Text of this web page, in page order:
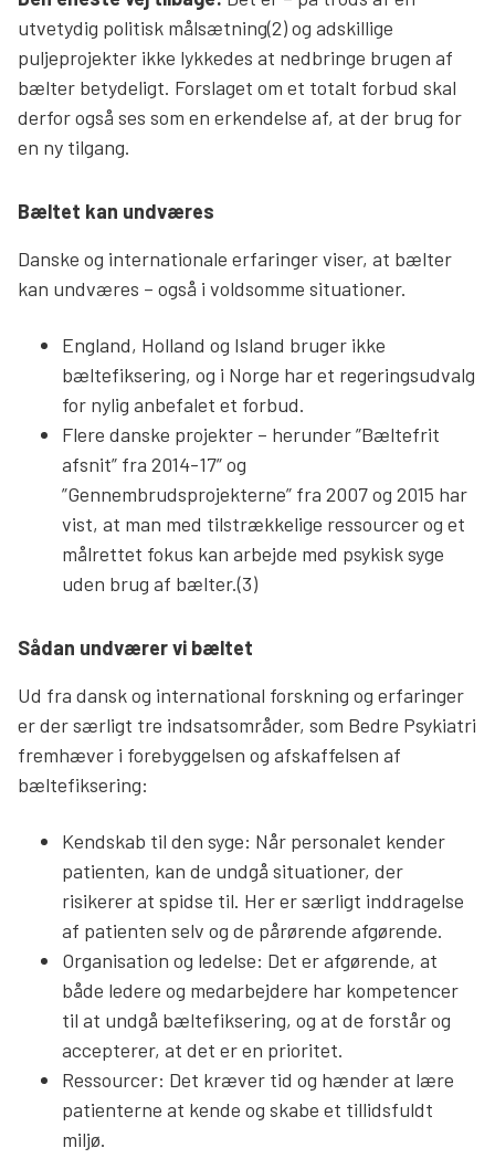
utvetydig politisk målsætning(2) og adskillige
puljeprojekter ikke lykkedes at nedbringe brugen af
bælter betydeligt. Forslaget om et totalt forbud skal
derfor også ses som en erkendelse af, at der brug for
en ny tilgang.
Bæltet kan undværes
Danske og internationale erfaringer viser, at bælter
kan undværes – også i voldsomme situationer.
England, Holland og Island bruger ikke
bæltefiksering, og i Norge har et regeringsudvalg
for nylig anbefalet et forbud.
Flere danske projekter – herunder ”Bæltefrit
afsnit” fra 2014-17” og
”Gennembrudsprojekterne” fra 2007 og 2015 har
vist, at man med tilstrækkelige ressourcer og et
målrettet fokus kan arbejde med psykisk syge
uden brug af bælter.(3)
Sådan undværer vi bæltet
Ud fra dansk og international forskning og erfaringer
er der særligt tre indsatsområder, som Bedre Psykiatri
fremhæver i forebyggelsen og afskaffelsen af
bæltefiksering:
Kendskab til den syge: Når personalet kender
patienten, kan de undgå situationer, der
risikerer at spidse til. Her er særligt inddragelse
af patienten selv og de pårørende afgørende.
Organisation og ledelse: Det er afgørende, at
både ledere og medarbejdere har kompetencer
til at undgå bæltefiksering, og at de forstår og
accepterer, at det er en prioritet.
Ressourcer: Det kræver tid og hænder at lære
patienterne at kende og skabe et tillidsfuldt
miljø.